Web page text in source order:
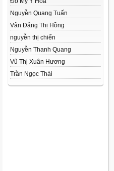
Nguyễn Quang Tuấn
Vân Đặng Thị Hồng
nguyễn thị chiến
Nguyễn Thanh Quang
Vũ Thị Xuân Hương
Trần Ngọc Thái